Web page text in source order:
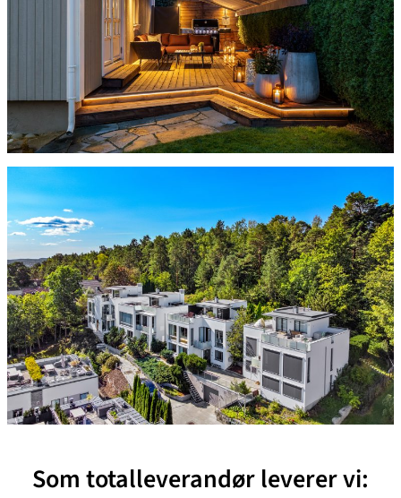
Som totalleverandør leverer vi: